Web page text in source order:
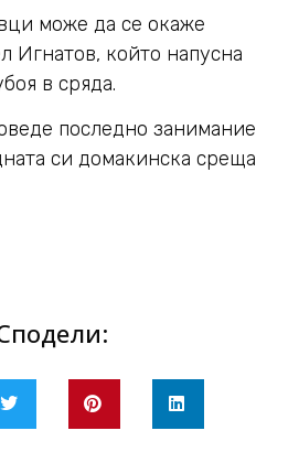
може да се окаже
Игнатов, който напусна
в сряда.
последно занимание
си домакинска среща